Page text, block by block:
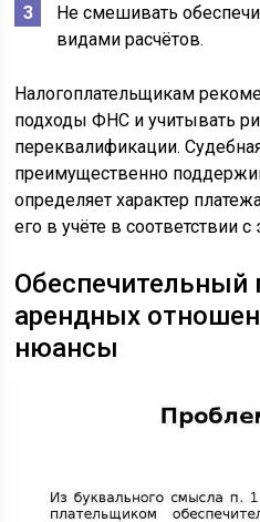
Не смешивать
видами расчётов.
Налогоплательщикам
подходы ФНС и учитывать
переквалификации.
преимущественно
определяет характер
его в учёте в соответствии
Обеспечительный
арендных
нюансы